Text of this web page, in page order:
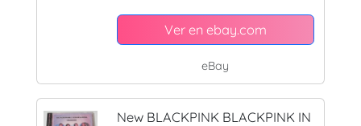
Ver en ebay.com
eBay
New BLACKPINK BLACKPINK IN